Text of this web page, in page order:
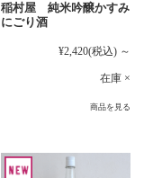
稲村屋 純米吟醸かすみ
にごり酒
¥2,420(税込) ～
在庫 ×
商品を見る